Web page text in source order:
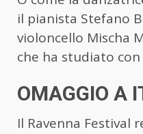
il pianista Stefano
violoncello Mischa
che ha studiato con
OMAGGIO A
Il Ravenna Festival